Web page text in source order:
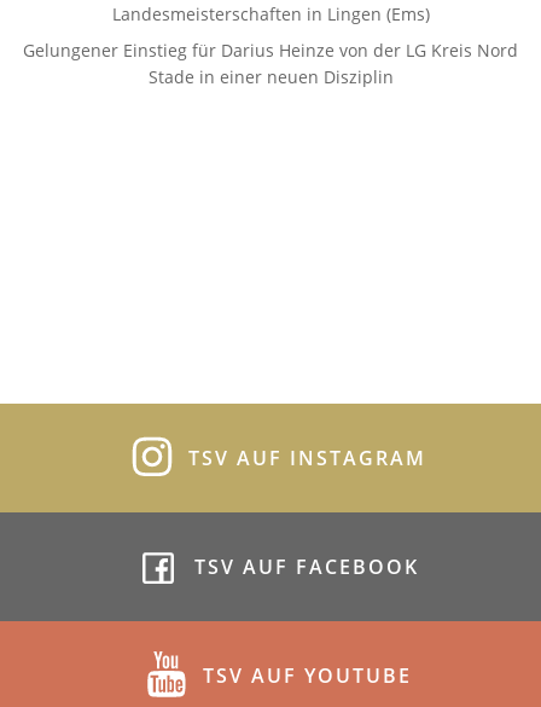
Landesmeisterschaften in Lingen (Ems)
Gelungener Einstieg für Darius Heinze von der LG Kreis Nord
Stade in einer neuen Disziplin
TSV AUF INSTAGRAM
TSV AUF FACEBOOK
TSV AUF YOUTUBE